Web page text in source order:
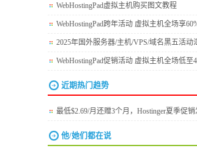
WebHostingPad虚拟主机购买图文教程
WebHostingPad跨年活动 虚拟主机全场享
2025年国外服务器/主机/VPS/域名黑五活动
WebHostingPad促销活动 虚拟主机全场低
近期热门趋势
最低$2.69/月还赠3个月，Hostinger夏季促
他/她们都在说